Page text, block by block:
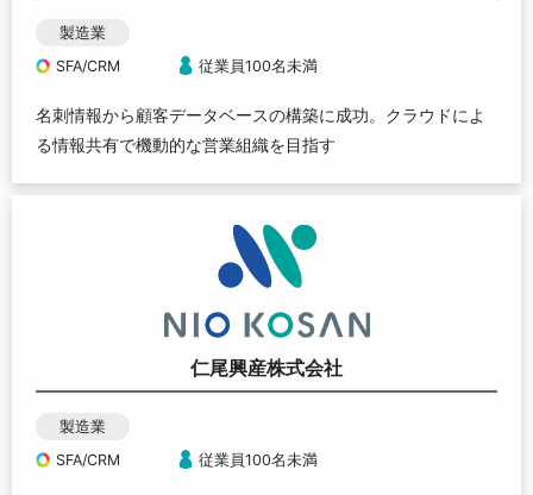
製造業
SFA/CRM
従業員100名未満
名刺情報から顧客データベースの構築に成功。クラウドによ
る情報共有で機動的な営業組織を目指す
仁尾興産株式会社
製造業
SFA/CRM
従業員100名未満